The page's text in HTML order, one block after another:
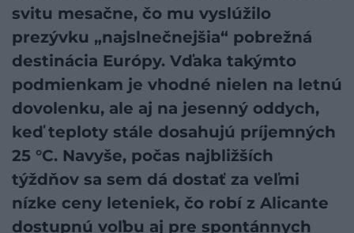
svitu mesačne, čo mu vyslúžilo
prezývku „najslnečnejšia“ pobrežná
destinácia Európy. Vďaka takýmto
podmienkam je vhodné nielen na letnú
dovolenku, ale aj na jesenný oddych,
keď teploty stále dosahujú príjemných
25 °C. Navyše, počas najbližších
týždňov sa sem dá dostať za veľmi
nízke ceny leteniek, čo robí z Alicante
dostupnú voľbu aj pre spontánnych